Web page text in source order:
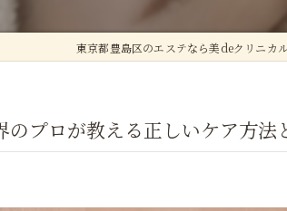
東京都豊島区のエステなら美deクリニカ
プロが教える正しいケア方法